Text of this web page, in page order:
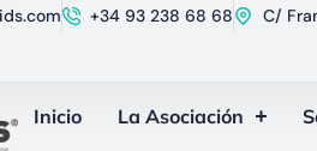
+34 93 238 68 68 C/
Inicio La Asociación